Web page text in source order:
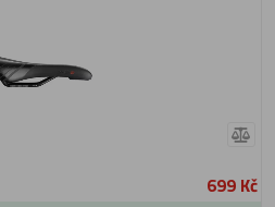
699 Kč